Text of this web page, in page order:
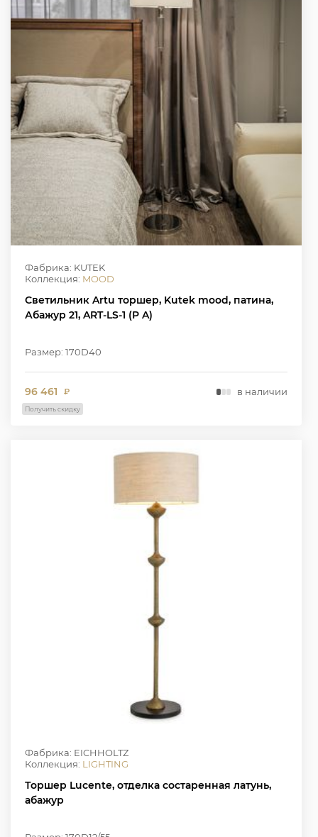
Фабрика: KUTEK
Коллекция: MOOD
Светильник Artu торшер, Kutek mood, патина,
Абажур 21, ART-LS-1 (P A)
Размер: 170D40
96 461 ₽ в наличии
Получить скидку
Фабрика: EICHHOLTZ
Коллекция: LIGHTING
Торшер Lucente, отделка состаренная латунь,
абажур